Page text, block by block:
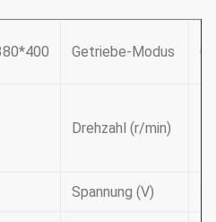
Getriebe-Modus
Drehzahl (r/min)
Spannung (V)